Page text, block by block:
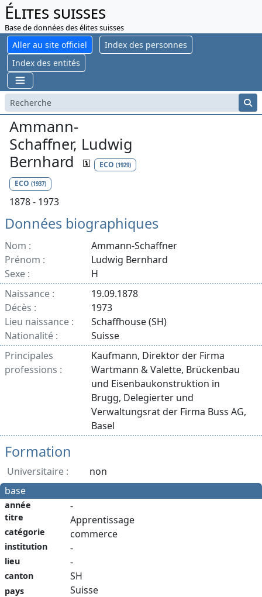
Élites suisses
Base de données des élites suisses
Aller au site officiel
Index des personnes
Index des entités
Ammann-
Schaffner, Ludwig
Bernhard
ECO (1929)
ECO (1937)
1878 - 1973
Données biographiques
Nom :
Ammann-Schaffner
Prénom :
Ludwig Bernhard
Sexe :
H
Naissance :
19.09.1878
Décès :
1973
Lieu naissance :
Schaffhouse (SH)
Nationalité :
Suisse
Principales
professions :
Kaufmann, Direktor der Firma
Wartmann & Valette, Brückenbau
und Eisenbaukonstruktion in
Brugg, Delegierter und
Verwaltungsrat der Firma Buss AG,
Basel
Formation
Universitaire :
non
base
année
titre
catégorie
institution
lieu
canton
pays
-
Apprentissage
commerce
-
-
SH
Suisse